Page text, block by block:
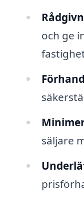
och ge
säljare